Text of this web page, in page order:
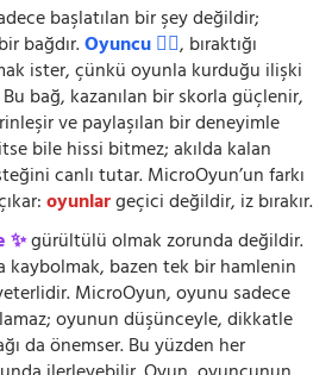
başlatılan bir şey değildir;
bağdır.Oyuncu 🧍‍♂️, bıraktığı
ister, çünkü oyunla kurduğu ilişki
bağ, kazanılan bir skorla güçlenir,
ve paylaşılan bir deneyimle
bile hissi bitmez; akılda kalan
canlı tutar. MicroOyun’un farkı
oyunlargeçici değildir, iz bırakır.
✨gürültülü olmak zorunda değildir.
kaybolmak, bazen tek bir hamlenin
MicroOyun, oyunu sadece
oyunun düşünceyle, dikkatle
da önemser. Bu yüzden her